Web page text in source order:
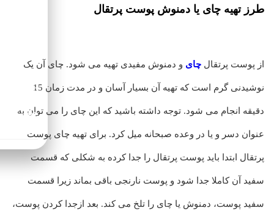
بصورت
طرز تهیه چای یا دمنوش پوست پرتقال
از پوست پرتقال چای و دمنوش مفیدی تهیه می شود. چای آن یک
نوشیدنی گرم است که تهیه آن بسیار آسان و در مدت زمان 15
دقیقه انجام می شود. توجه داشته باشید که این چای را می توان به
عنوان دسر و یا در وعده صبحانه میل کرد. برای تهیه چای پوست
پرتقال ابتدا باید پوست پرتقال را جدا کرده به شکلی که قسمت
سفید آن کاملا جدا شود و پوست نارنجی باقی بماند زیرا قسمت
سفید پوست، دمنوش یا چای را تلخ می کند. بعد ازجدا کردن پوست،